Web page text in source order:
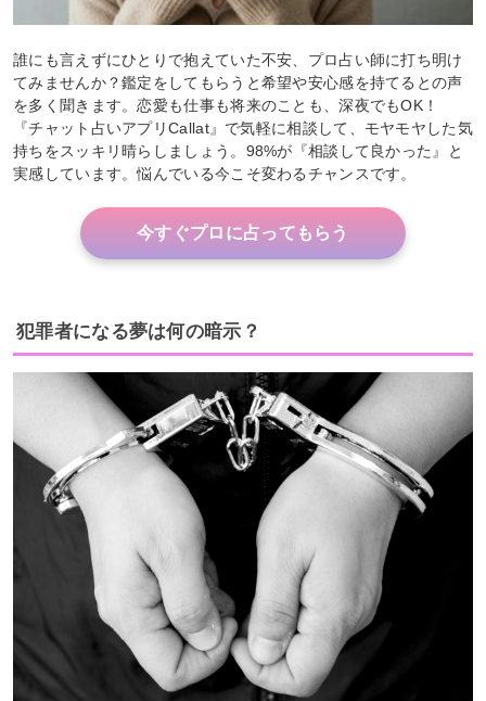
誰にも言えずにひとりで抱えていた不安、プロ占い師に打ち明け
てみませんか？鑑定をしてもらうと希望や安心感を持てるとの声
を多く聞きます。恋愛も仕事も将来のことも、深夜でもOK！
『チャット占いアプリCallat』で気軽に相談して、モヤモヤした気
持ちをスッキリ晴らしましょう。98%が『相談して良かった』と
実感しています。悩んでいる今こそ変わるチャンスです。
今すぐプロに占ってもらう
犯罪者になる夢は何の暗示？